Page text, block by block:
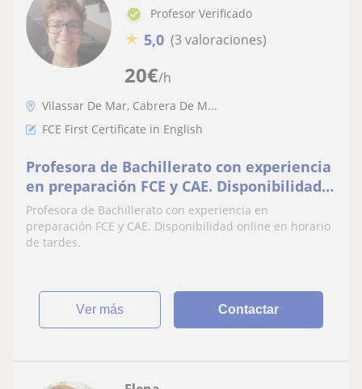
20€/h
Profesor Verificado
★ 5,0 (3 valoraciones)
Vilassar De Mar, Cabrera De M...
FCE First Certificate in English
Profesora de Bachillerato con experiencia
en preparación FCE y CAE. Disponibilidad
online en horario de tardes
Profesora de Bachillerato con experiencia en
preparación FCE y CAE. Disponibilidad online en horario
de tardes.
ver más Contactar